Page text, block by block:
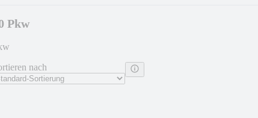
Pkw
nach